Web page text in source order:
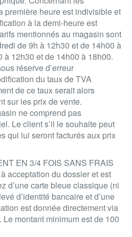
première heure est indivisible et
à la demi-heure est
mentionnés au magasin sont
de 9h à 12h30 et de 14h00 à
à 12h30 et de 14h00 à 18h00.
réserve d’erreur
du taux de TVA
de ce taux serait alors
sur les prix de vente.
ne comprend pas
Le client s’il le souhaite peut
qui lui seront facturés aux prix
EN 3/4 FOIS SANS FRAIS
acceptation du dossier et est
d’une carte bleue classique (ni
d’identité bancaire et d’une
est donnée directement via
montant minimum est de 100